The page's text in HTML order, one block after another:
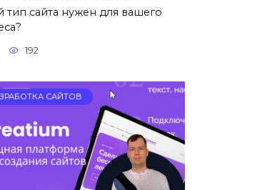
тип сайта нужен для вашего
192
САЙТОВ